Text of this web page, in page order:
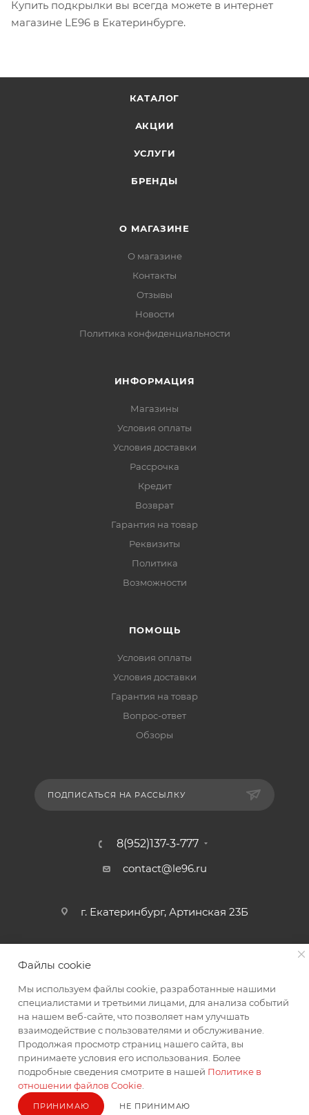
Купить подкрылки вы всегда можете в интернет
магазине LE96 в Екатеринбурге.
КАТАЛОГ
АКЦИИ
УСЛУГИ
БРЕНДЫ
О МАГАЗИНЕ
О магазине
Контакты
Отзывы
Новости
Политика конфиденциальности
ИНФОРМАЦИЯ
Магазины
Условия оплаты
Условия доставки
Рассрочка
Кредит
Возврат
Гарантия на товар
Реквизиты
Политика
Возможности
ПОМОЩЬ
Условия оплаты
Условия доставки
Гарантия на товар
Вопрос-ответ
Обзоры
ПОДПИСАТЬСЯ НА РАССЫЛКУ
8(952)137-3-777
contact@le96.ru
г. Екатеринбург, Артинская 23Б
2026 © интернет магазин автоаксессуаров
Файлы cookie
Мы используем файлы cookie, разработанные нашими
специалистами и третьими лицами, для анализа событий
на нашем веб-сайте, что позволяет нам улучшать
взаимодействие с пользователями и обслуживание.
Продолжая просмотр страниц нашего сайта, вы
принимаете условия его использования. Более
подробные сведения смотрите в нашей Политике в
отношении файлов Cookie
ПРИНИМАЮ НЕ ПРИНИМАЮ